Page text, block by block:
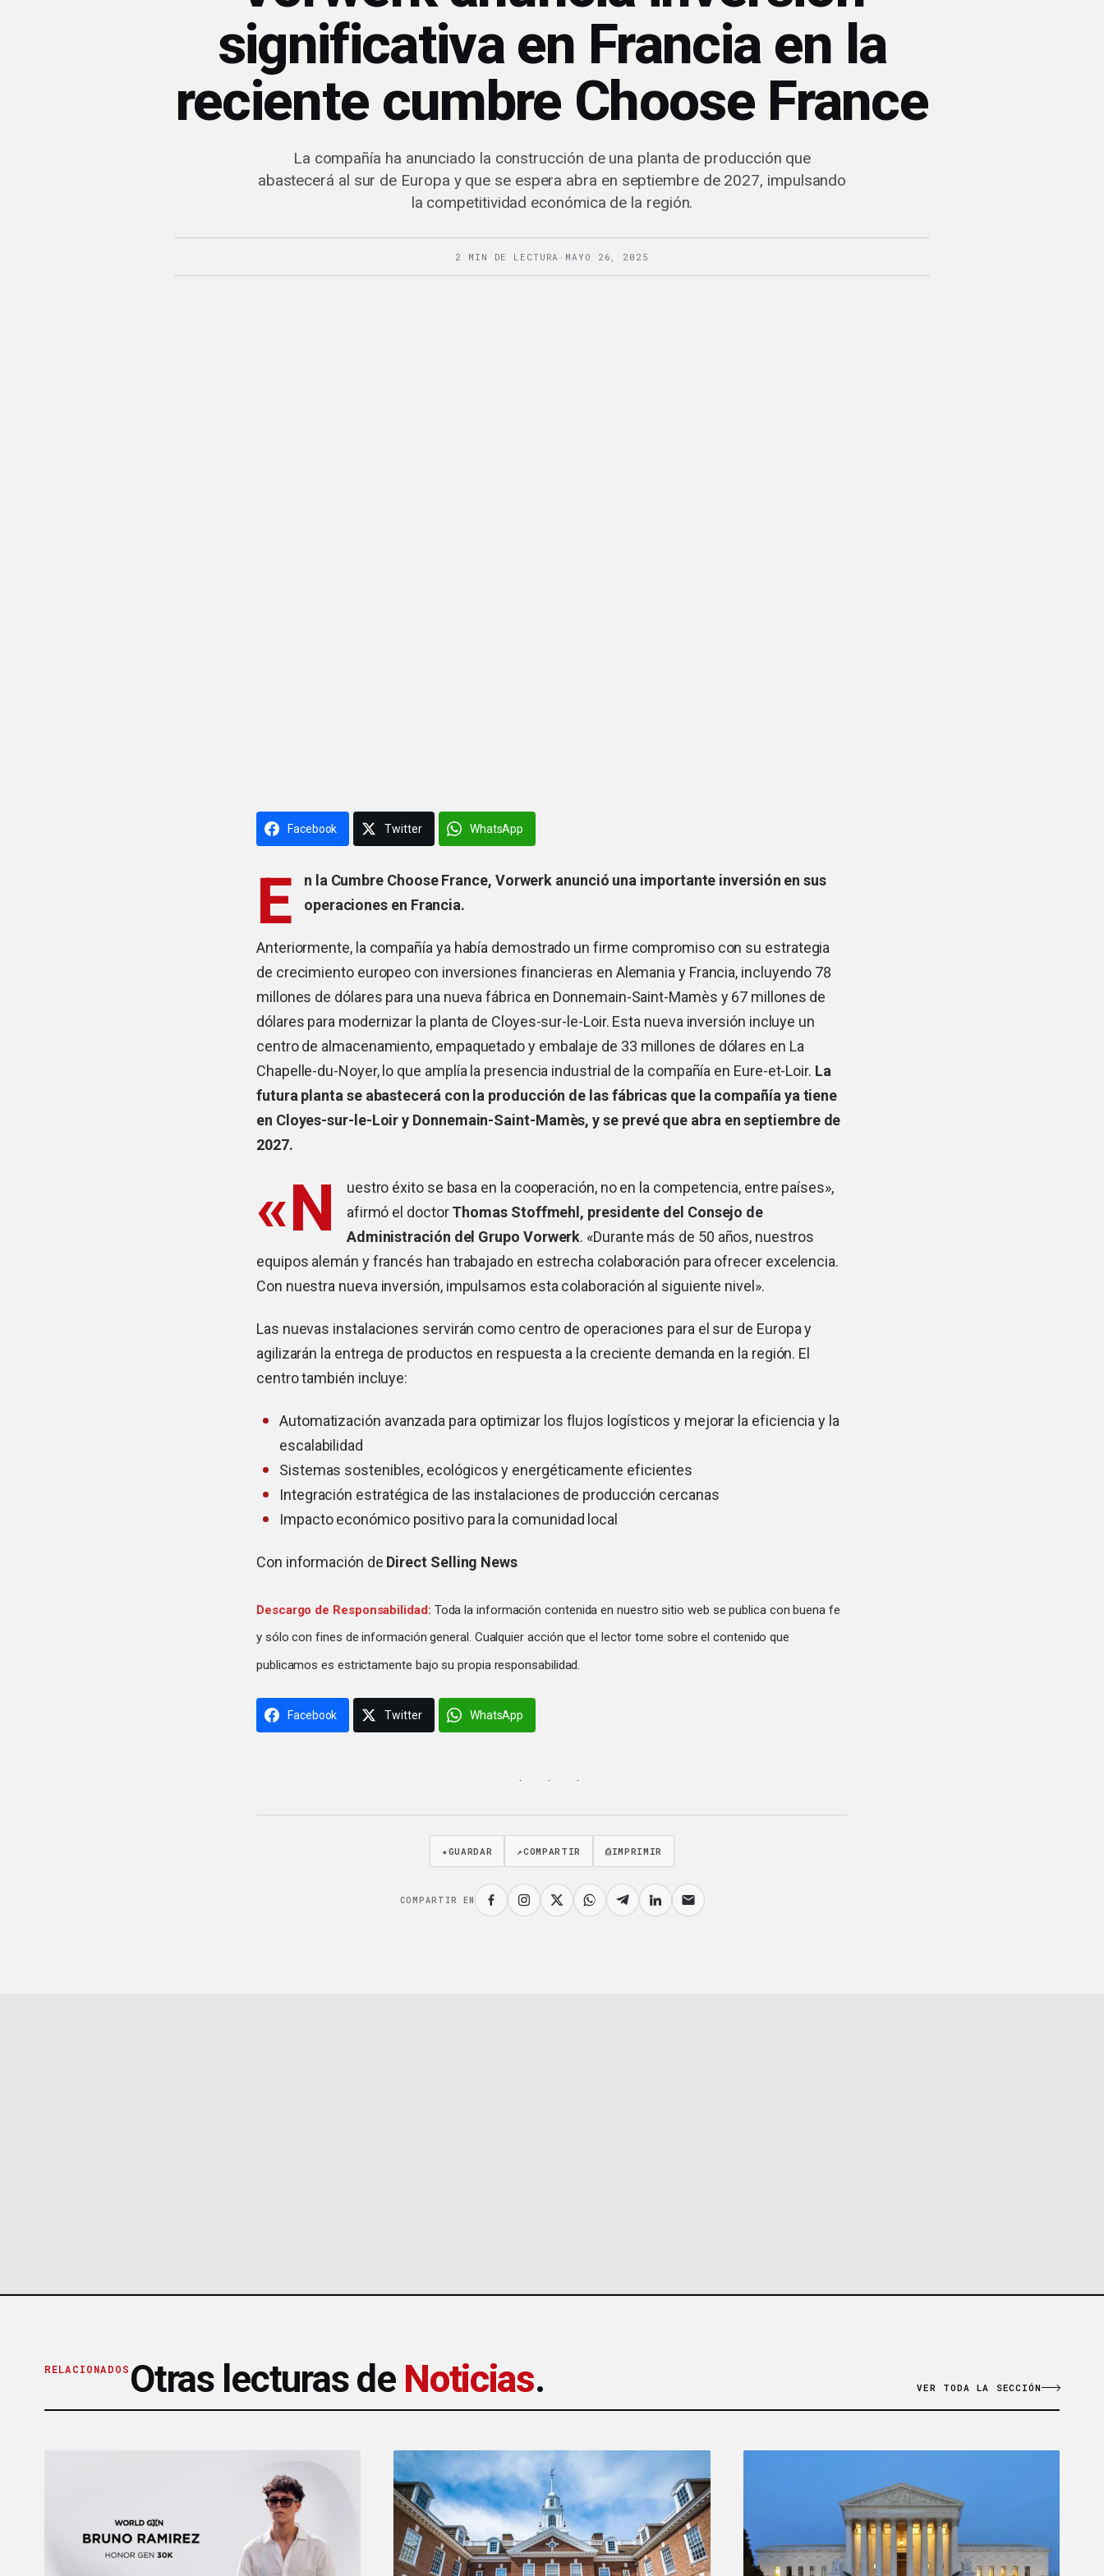
significativa en Francia en la
reciente cumbre Choose France
La compañía ha anunciado la construcción de una planta de producción que
abastecerá al sur de Europa y que se espera abra en septiembre de 2027, impulsando
la competitividad económica de la región.
2 MIN DE LECTURA · MAYO 26, 2025
Facebook Twitter WhatsApp
E n la Cumbre Choose France, Vorwerk anunció una importante inversión en sus
operaciones en Francia.
Anteriormente, la compañía ya había demostrado un firme compromiso con su estrategia
de crecimiento europeo con inversiones financieras en Alemania y Francia, incluyendo 78
millones de dólares para una nueva fábrica en Donnemain-Saint-Mamès y 67 millones de
dólares para modernizar la planta de Cloyes-sur-le-Loir. Esta nueva inversión incluye un
centro de almacenamiento, empaquetado y embalaje de 33 millones de dólares en La
Chapelle-du-Noyer, lo que amplía la presencia industrial de la compañía en Eure-et-Loir. La
futura planta se abastecerá con la producción de las fábricas que la compañía ya tiene
en Cloyes-sur-le-Loir y Donnemain-Saint-Mamès, y se prevé que abra en septiembre de
2027.
«N
uestro éxito se basa en la cooperación, no en la competencia, entre países»,
afirmó el doctorThomas Stoffmehl, presidente del Consejo de
Administración del Grupo Vorwerk. «Durante más de 50 años, nuestros
equipos alemán y francés han trabajado en estrecha colaboración para ofrecer excelencia.
Con nuestra nueva inversión, impulsamos esta colaboración al siguiente nivel».
Las nuevas instalaciones servirán como centro de operaciones para el sur de Europa y
agilizarán la entrega de productos en respuesta a la creciente demanda en la región. El
centro también incluye:
Automatización avanzada para optimizar los flujos logísticos y mejorar la eficiencia y la
escalabilidad
Sistemas sostenibles, ecológicos y energéticamente eficientes
Integración estratégica de las instalaciones de producción cercanas
Impacto económico positivo para la comunidad local
Con información de Direct Selling News
Descargo de Responsabilidad: Toda la información contenida en nuestro sitio web se publica con buena fe
y sólo con fines de información general. Cualquier acción que el lector tome sobre el contenido que
publicamos es estrictamente bajo su propia responsabilidad.
Facebook Twitter WhatsApp
· · ·
★GUARDAR ↗COMPARTIR ⎙IMPRIMIR
COMPARTIR EN
RELACIONADOS Otras lecturas de Noticias. VER TODA LA SECCIÓN